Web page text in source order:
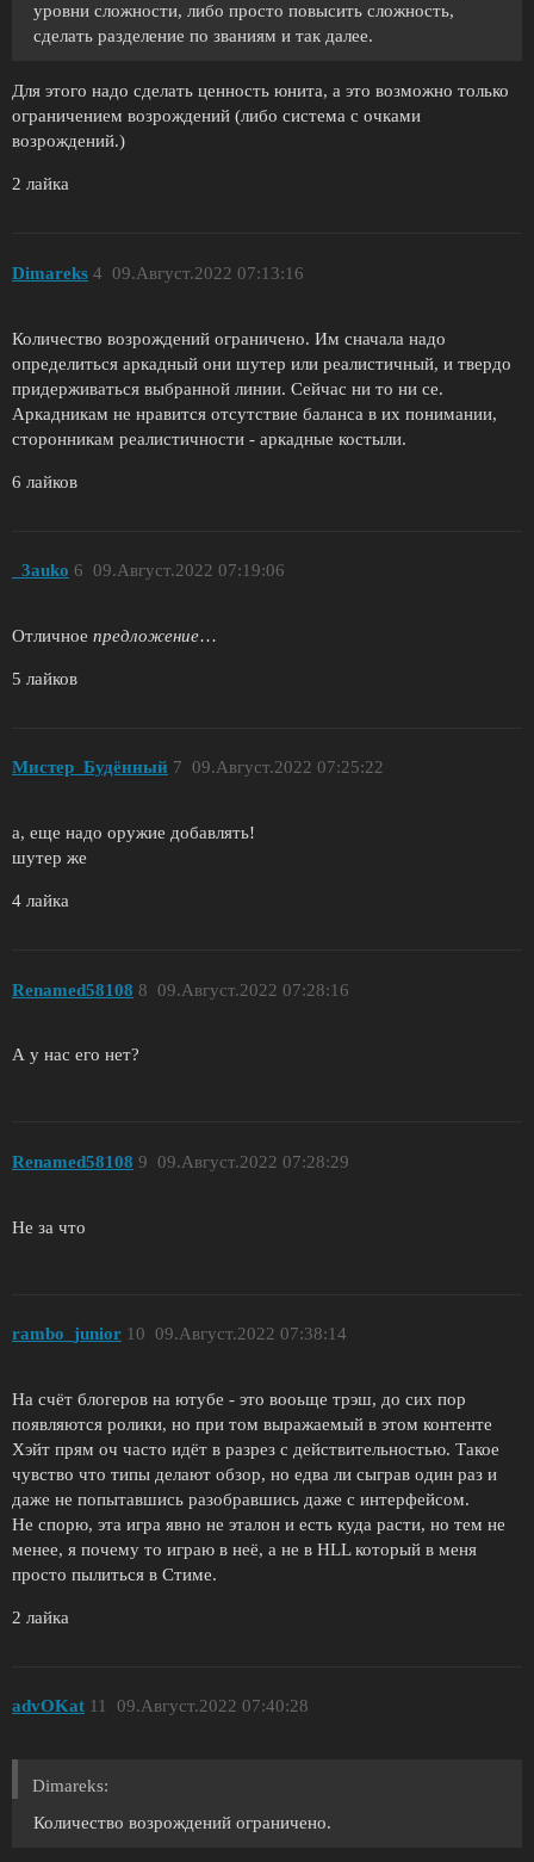
уровни сложности, либо просто повысить сложность,
сделать разделение по званиям и так далее.
Для этого надо сделать ценность юнита, а это возможно только
ограничением возрождений (либо система с очками
возрождений.)
2 лайка
Dimareks 09.Август.2022 07:13:16
4
Количество возрождений ограничено. Им сначала надо
определиться аркадный они шутер или реалистичный, и твердо
придерживаться выбранной линии. Сейчас ни то ни се.
Аркадникам не нравится отсутствие баланса в их понимании,
сторонникам реалистичности - аркадные костыли.
6 лайков
_3auko 09.Август.2022 07:19:06
6
Отличное предложение…
5 лайков
Мистер_Будённый 09.Август.2022 07:25:22
7
а, еще надо оружие добавлять!
шутер же
4 лайка
Renamed58108 09.Август.2022 07:28:16
8
А у нас его нет?
Renamed58108 09.Август.2022 07:28:29
9
Не за что
rambo_junior 09.Август.2022 07:38:14
10
На счёт блогеров на ютубе - это вооьще трэш, до сих пор
появляются ролики, но при том выражаемый в этом контенте
Хэйт прям оч часто идёт в разрез с действительностью. Такое
чувство что типы делают обзор, но едва ли сыграв один раз и
даже не попытавшись разобравшись даже с интерфейсом.
Не спорю, эта игра явно не эталон и есть куда расти, но тем не
менее, я почему то играю в неё, а не в HLL который в меня
просто пылиться в Стиме.
2 лайка
advOKat 09.Август.2022 07:40:28
11
Dimareks:
Количество возрождений ограничено.